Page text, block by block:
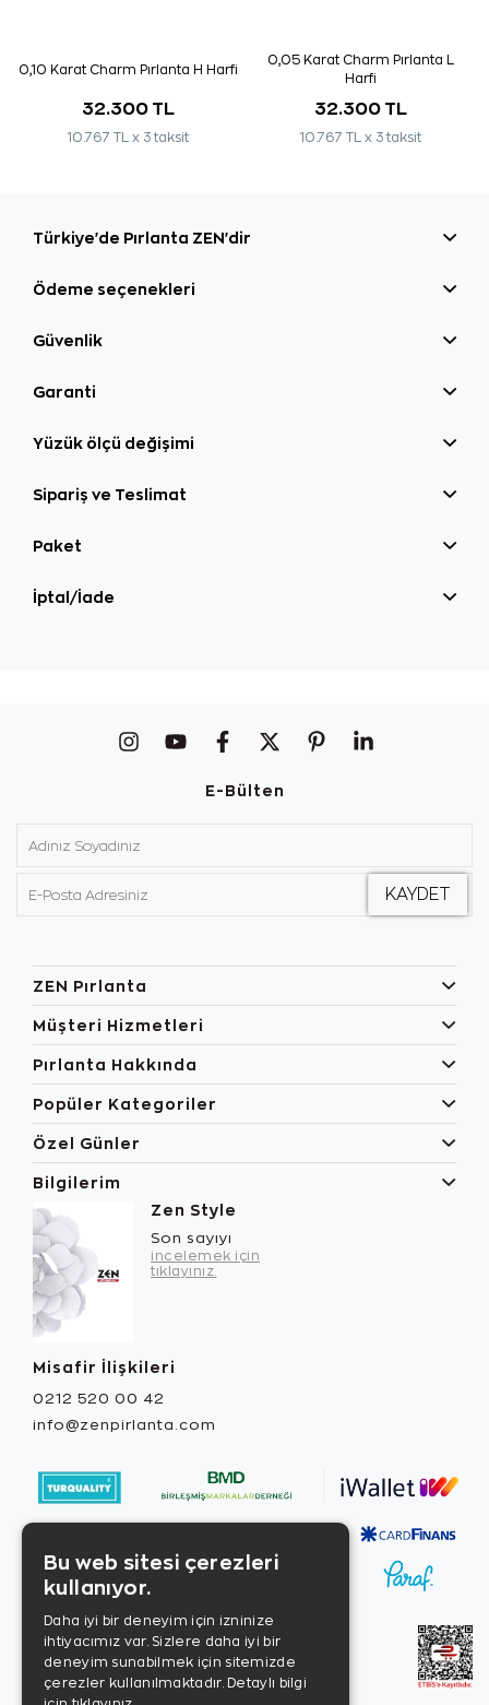
0,10 Karat Charm Pırlanta H Harfi
32.300 TL
10.767 TL x 3 taksit
0,05 Karat Charm Pırlanta L
Harfi
32.300 TL
10.767 TL x 3 taksit
Türkiye'de Pırlanta ZEN'dir
Ödeme seçenekleri
Güvenlik
Garanti
Yüzük ölçü değişimi
Sipariş ve Teslimat
Paket
İptal/İade
E-Bülten
ZEN Pırlanta
Müşteri Hizmetleri
Pırlanta Hakkında
Popüler Kategoriler
Özel Günler
Bilgilerim
Zen Style
Son sayıyı
incelemek için
tıklayınız.
Misafir İlişkileri
0212 520 00 42
info@zenpirlanta.com
Bu web sitesi çerezleri
kullanıyor.
Daha iyi bir deneyim için izninize
ihtiyacımız var. Sizlere daha iyi bir
deneyim sunabilmek için sitemizde
çerezler kullanılmaktadır. Detaylı bilgi